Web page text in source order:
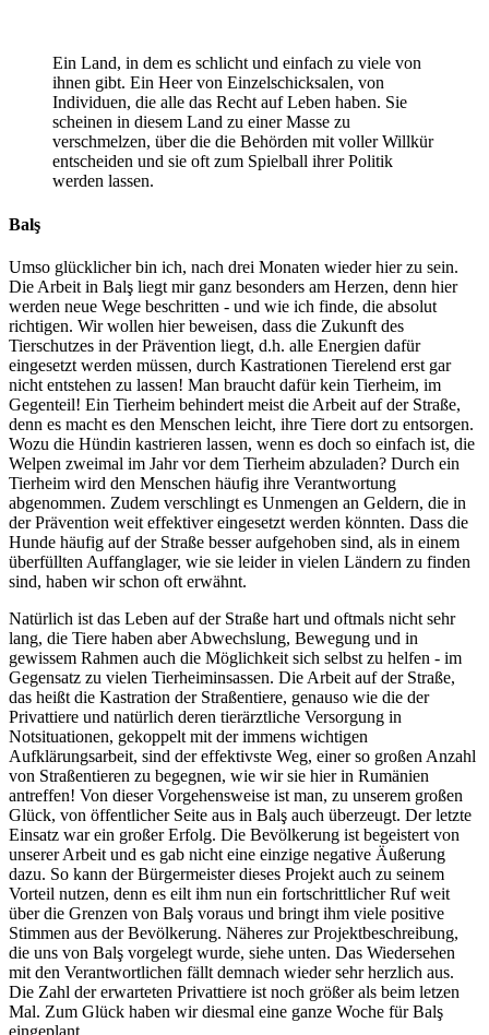
Ein Land, in dem es schlicht und einfach zu viele von
ihnen gibt. Ein Heer von Einzelschicksalen, von
Individuen, die alle das Recht auf Leben haben. Sie
scheinen in diesem Land zu einer Masse zu
verschmelzen, über die die Behörden mit voller Willkür
entscheiden und sie oft zum Spielball ihrer Politik
werden lassen.
Balş
Umso glücklicher bin ich, nach drei Monaten wieder hier zu sein.
Die Arbeit in Balş liegt mir ganz besonders am Herzen, denn hier
werden neue Wege beschritten - und wie ich finde, die absolut
richtigen. Wir wollen hier beweisen, dass die Zukunft des
Tierschutzes in der Prävention liegt, d.h. alle Energien dafür
eingesetzt werden müssen, durch Kastrationen Tierelend erst gar
nicht entstehen zu lassen! Man braucht dafür kein Tierheim, im
Gegenteil! Ein Tierheim behindert meist die Arbeit auf der Straße,
denn es macht es den Menschen leicht, ihre Tiere dort zu entsorgen.
Wozu die Hündin kastrieren lassen, wenn es doch so einfach ist, die
Welpen zweimal im Jahr vor dem Tierheim abzuladen? Durch ein
Tierheim wird den Menschen häufig ihre Verantwortung
abgenommen. Zudem verschlingt es Unmengen an Geldern, die in
der Prävention weit effektiver eingesetzt werden könnten. Dass die
Hunde häufig auf der Straße besser aufgehoben sind, als in einem
überfüllten Auffanglager, wie sie leider in vielen Ländern zu finden
sind, haben wir schon oft erwähnt.
Natürlich ist das Leben auf der Straße hart und oftmals nicht sehr
lang, die Tiere haben aber Abwechslung, Bewegung und in
gewissem Rahmen auch die Möglichkeit sich selbst zu helfen - im
Gegensatz zu vielen Tierheiminsassen. Die Arbeit auf der Straße,
das heißt die Kastration der Straßentiere, genauso wie die der
Privattiere und natürlich deren tierärztliche Versorgung in
Notsituationen, gekoppelt mit der immens wichtigen
Aufklärungsarbeit, sind der effektivste Weg, einer so großen Anzahl
von Straßentieren zu begegnen, wie wir sie hier in Rumänien
antreffen! Von dieser Vorgehensweise ist man, zu unserem großen
Glück, von öffentlicher Seite aus in Balş auch überzeugt. Der letzte
Einsatz war ein großer Erfolg. Die Bevölkerung ist begeistert von
unserer Arbeit und es gab nicht eine einzige negative Äußerung
dazu. So kann der Bürgermeister dieses Projekt auch zu seinem
Vorteil nutzen, denn es eilt ihm nun ein fortschrittlicher Ruf weit
über die Grenzen von Balş voraus und bringt ihm viele positive
Stimmen aus der Bevölkerung. Näheres zur Projektbeschreibung,
die uns von Balş vorgelegt wurde, siehe unten. Das Wiedersehen
mit den Verantwortlichen fällt demnach wieder sehr herzlich aus.
Die Zahl der erwarteten Privattiere ist noch größer als beim letzen
Mal. Zum Glück haben wir diesmal eine ganze Woche für Balş
eingeplant.